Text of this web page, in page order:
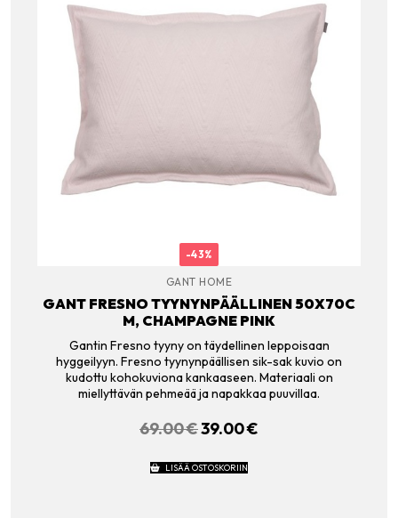
-43%
GANT HOME
GANT FRESNO TYYNYNPÄÄLLINEN 50X70C
M, CHAMPAGNE PINK
Gantin Fresno tyyny on täydellinen leppoisaan
hyggeilyyn. Fresno tyynynpäällisen sik-sak kuvio on
kudottu kohokuviona kankaaseen. Materiaali on
miellyttävän pehmeää ja napakkaa puuvillaa.
69.00€ALKUPERÄINEN
OLI:
69.00 €.
39.00€
LISÄÄ OSTOSKORIIN